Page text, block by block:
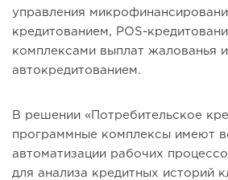
управления
кредитованием, POS-
комплексами выплат жалованья и
автокредитованием.
В решении «Потребительское
программные комплексы имеют
автоматизации рабочих
для анализа кредитных историй